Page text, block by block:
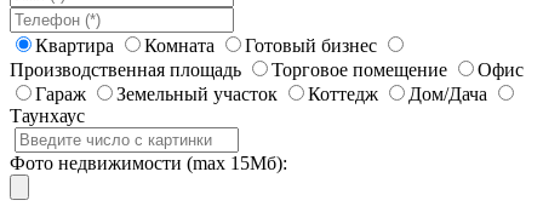
Квартира Комната
Готовый бизнес
Производственная площадь
Торговое помещение
Офис
Гараж
Земельный участок Коттедж
Дом/Дача
Таунхаус
Фото недвижимости (max 15Мб):